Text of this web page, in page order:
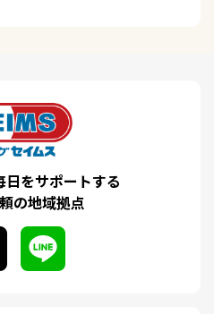
をサポートする
の地域拠点